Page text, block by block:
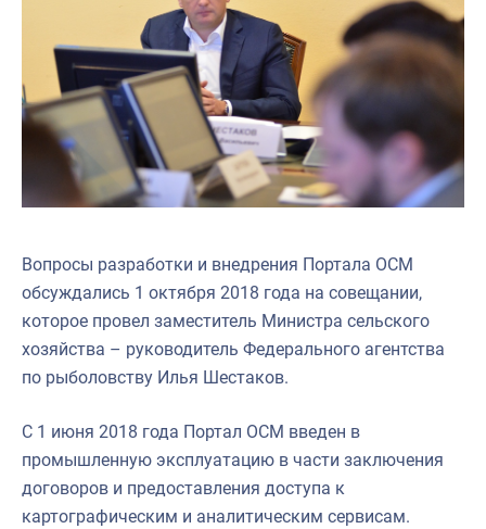
Вопросы разработки и внедрения Портала ОСМ
обсуждались 1 октября 2018 года на совещании,
которое провел заместитель Министра сельского
хозяйства – руководитель Федерального агентства
по рыболовству Илья Шестаков.
С 1 июня 2018 года Портал ОСМ введен в
промышленную эксплуатацию в части заключения
договоров и предоставления доступа к
картографическим и аналитическим сервисам.